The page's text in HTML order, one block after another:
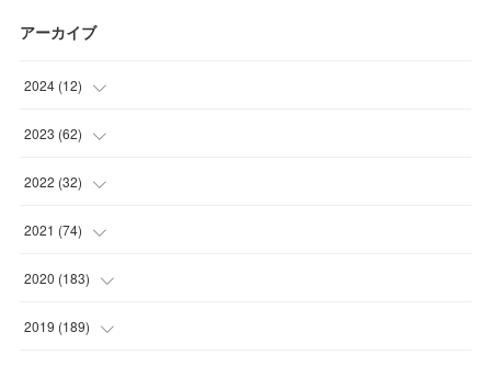
アーカイブ
2024 (12)
(1
(1
(3
(3)
2023 (62)
(11 )
(3
(7)
(7)
2022 (32)
(1
(3)
(8)
2021 (74)
(17
(7)
2020 (183)
(17
2019 (189)